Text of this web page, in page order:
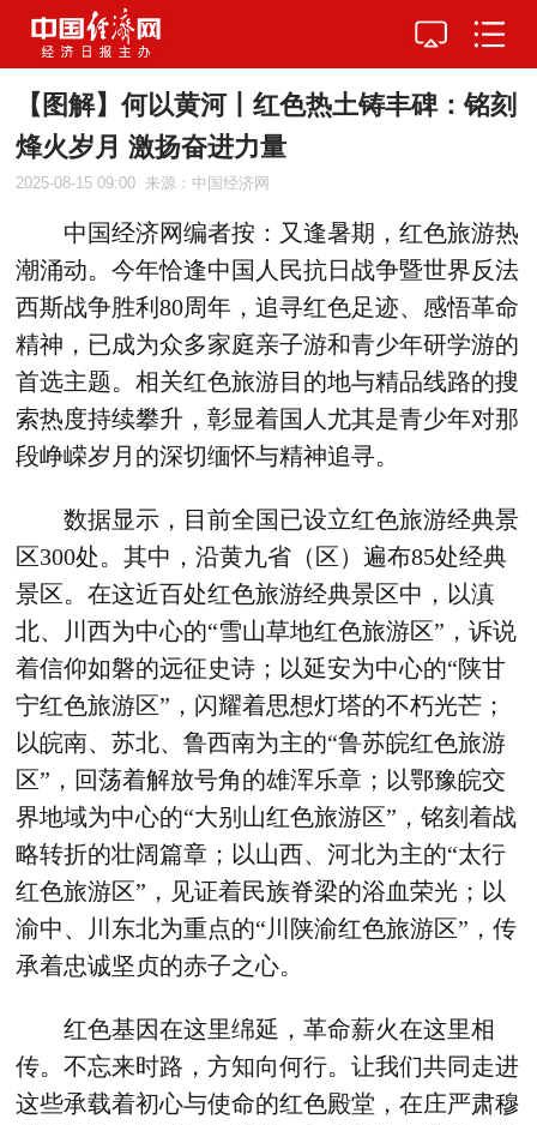
【图解】何以黄河丨红色热土铸丰碑：铭刻
烽火岁月 激扬奋进力量
2025-08-15 09:00 来源：中国经济网
中国经济网编者按： 又逢暑期，红色旅游热
潮涌动。今年恰逢中国人民抗日战争暨世界反法
西斯战争胜利80周年，追寻红色足迹、感悟革命
精神，已成为众多家庭亲子游和青少年研学游的
首选主题。相关红色旅游目的地与精品线路的搜
索热度持续攀升，彰显着国人尤其是青少年对那
段峥嵘岁月的深切缅怀与精神追寻。
数据显示，目前全国已设立红色旅游经典景
区300处。其中，沿黄九省（区）遍布85处经典
景区。在这近百处红色旅游经典景区中，以滇
北、川西为中心的“雪山草地红色旅游区”，诉说
着信仰如磐的远征史诗；以延安为中心的“陕甘
宁红色旅游区”，闪耀着思想灯塔的不朽光芒；
以皖南、苏北、鲁西南为主的“鲁苏皖红色旅游
区”，回荡着解放号角的雄浑乐章；以鄂豫皖交
界地域为中心的“大别山红色旅游区”，铭刻着战
略转折的壮阔篇章；以山西、河北为主的“太行
红色旅游区”，见证着民族脊梁的浴血荣光；以
渝中、川东北为重点的“川陕渝红色旅游区”，传
承着忠诚坚贞的赤子之心。
红色基因在这里绵延，革命薪火在这里相
传。不忘来时路，方知向何行。让我们共同走进
这些承载着初心与使命的红色殿堂，在庄严肃穆